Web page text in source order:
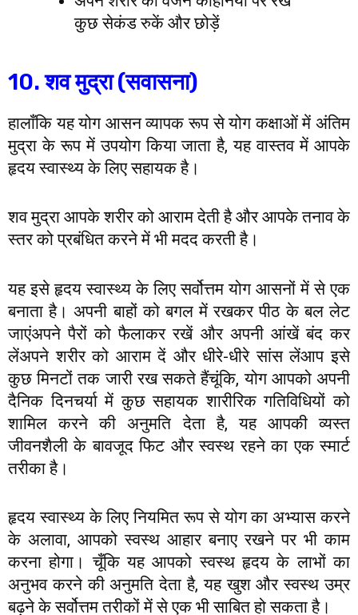
कुछ सेकंड रुकें और छोड़ें
10. शव मुद्रा (सवासना)
हालाँकि यह योग आसन व्यापक रूप से योग कक्षाओं में अंतिम
मुद्रा के रूप में उपयोग किया जाता है, यह वास्तव में आपके
हृदय स्वास्थ्य के लिए सहायक है।
शव मुद्रा आपके शरीर को आराम देती है और आपके तनाव के
स्तर को प्रबंधित करने में भी मदद करती है।
यह इसे हृदय स्वास्थ्य के लिए सर्वोत्तम योग आसनों में से एक
बनाता है। अपनी बाहों को बगल में रखकर पीठ के बल लेट
जाएंअपने पैरों को फैलाकर रखें और अपनी आंखें बंद कर
लेंअपने शरीर को आराम दें और धीरे-धीरे सांस लेंआप इसे
कुछ मिनटों तक जारी रख सकते हैंचूंकि, योग आपको अपनी
दैनिक दिनचर्या में कुछ सहायक शारीरिक गतिविधियों को
शामिल करने की अनुमति देता है, यह आपकी व्यस्त
जीवनशैली के बावजूद फिट और स्वस्थ रहने का एक स्मार्ट
तरीका है।
हृदय स्वास्थ्य के लिए नियमित रूप से योग का अभ्यास करने
के अलावा, आपको स्वस्थ आहार बनाए रखने पर भी काम
करना होगा। चूँकि यह आपको स्वस्थ हृदय के लाभों का
अनुभव करने की अनुमति देता है, यह खुश और स्वस्थ उम्र
बढ़ने के सर्वोत्तम तरीकों में से एक भी साबित हो सकता है।